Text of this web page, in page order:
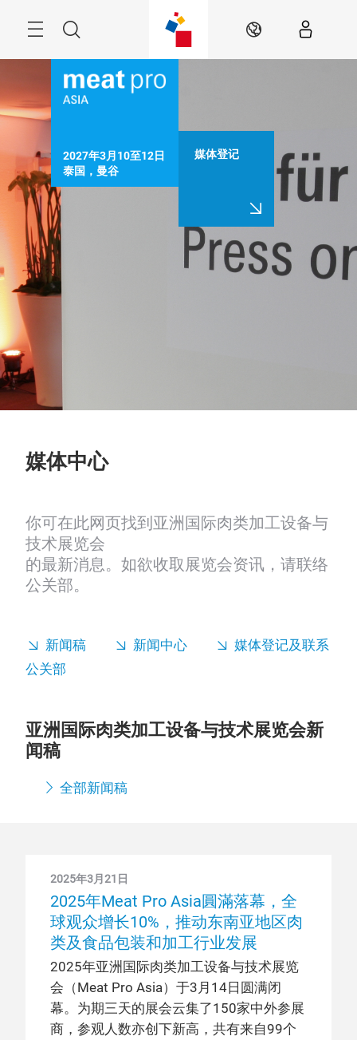
索
ZH
2027年3月10至12日
泰国，曼谷
媒体登记
媒体中心
你可在此网页找到亚洲国际肉类加工设备与
技术展览会
的最新消息。如欲收取展览会资讯，请联络
公关部。
新闻稿 新闻中心
媒体登记及联系
公关部
亚洲国际肉类加工设备与技术展览会新
闻稿
全部新闻稿
2025年3月21日
2025年Meat Pro Asia圓滿落幕，全
球观众增长10%，推动东南亚地区肉
类及食品包装和加工行业发展
2025年亚洲国际肉类加工设备与技术展览
会（Meat Pro Asia）于3月14日圆满闭
幕。为期三天的展会云集了150家中外参展
商，参观人数亦创下新高，共有来自99个